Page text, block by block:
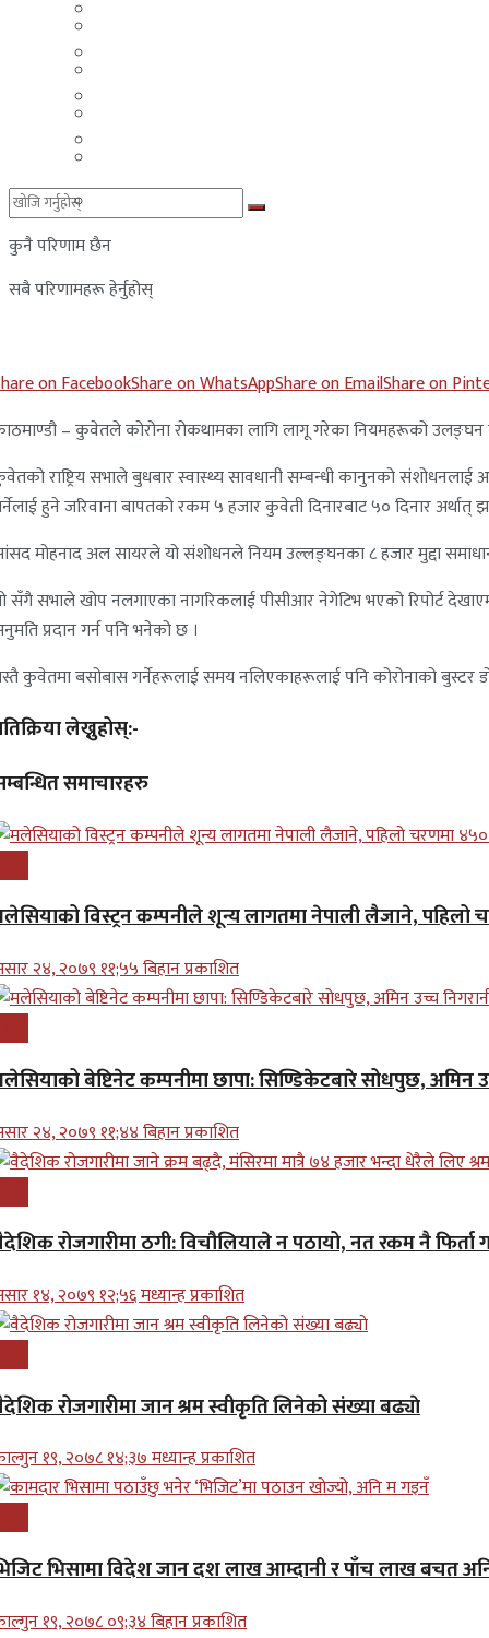
कुनै परिणाम छैन
सबै परिणामहरू हेर्नुहोस्
on FacebookShare on WhatsAppShare on EmailShare on
– कुवेतले कोरोना रोकथामका लागि लागू गरेका नियमहरूको उलङ्घन
राष्ट्रिय सभाले बुधबार स्वास्थ्य सावधानी सम्बन्धी कानुनको
हुने जरिवाना बापतको रकम ५ हजार कुवेती दिनारबाट ५० दिनार अर्थात्
मोहनाद अल सायरले यो संशोधनले नियम उल्लङ्घनका ८ हजार मुद्दा
सँगै सभाले खोप नलगाएका नागरिकलाई पीसीआर नेगेटिभ भएको रिपोर्ट
प्रदान गर्न पनि भनेको छ ।
कुवेतमा बसोबास गर्नेहरूलाई समय नलिएकाहरूलाई पनि कोरोनाको बुस्टर
लेख्नुहोस्:-
समाचारहरु
विस्ट्रन कम्पनीले शून्य लागतमा नेपाली लैजाने,
२४, २०७९ ११;५५ बिहान प्रकाशित
बेष्टिनेट कम्पनीमा छापा: सिण्डिकेटबारे सोधपुछ, अमिन
२४, २०७९ ११;४४ बिहान प्रकाशित
रोजगारीमा ठगी: विचौलियाले न पठायो, नत रकम नै फिर्ता
१४, २०७९ १२;५६ मध्यान्ह प्रकाशित
रोजगारीमा जान श्रम स्वीकृति लिनेको संख्या बढ्याे
१९, २०७८ १४;३७ मध्यान्ह प्रकाशित
भिसामा विदेश जान दश लाख आम्दानी र पाँच लाख बचत
१९, २०७८ ०९;३४ बिहान प्रकाशित